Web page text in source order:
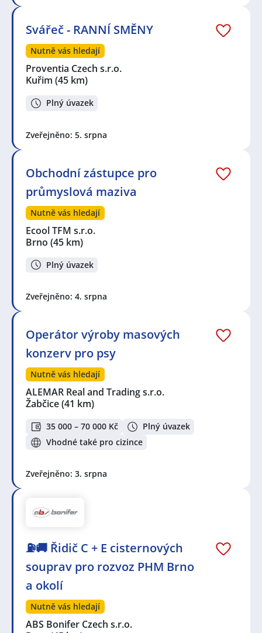
Svářeč - RANNÍ SMĚNY
Nutně vás hledají
Proventia Czech s.r.o.
Kuřim (45 km)
Plný úvazek
Zveřejněno: 5. srpna
Obchodní zástupce pro
průmyslová maziva
Nutně vás hledají
Ecool TFM s.r.o.
Brno (45 km)
Plný úvazek
Zveřejněno: 4. srpna
Operátor výroby masových
konzerv pro psy
Nutně vás hledají
ALEMAR Real and Trading s.r.o.
Žabčice(41 km)
35 000 – 70 000 Kč
Plný úvazek
Vhodné také pro cizince
Zveřejněno: 3. srpna
⛽🚚 Řidič C + E cisternových
souprav pro rozvoz PHM Brno
a okolí
Nutně vás hledají
ABS Bonifer Czech s.r.o.